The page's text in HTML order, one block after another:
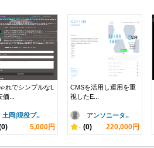
れでシンプルなL
...
土岡|現役プ..
5,000円
CMSを活用し運用を重
視したE...
アンソニータ..
- (0) 220,000円